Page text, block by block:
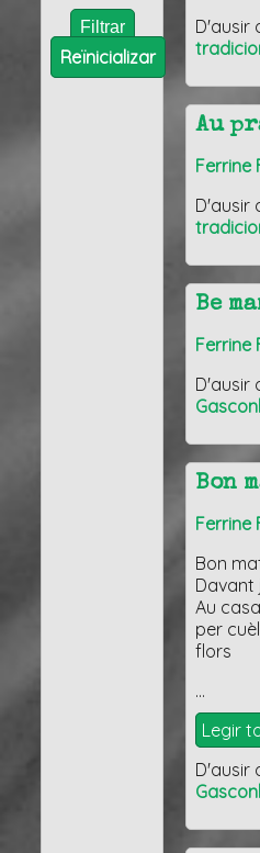
D'ausir
Au
Ferrine
D'ausir
Be
Ferrine
D'ausir
Bon
Ferrine
Bon
Davant
Au
per
flors
…
Legir
D'ausir
Reïnicializar